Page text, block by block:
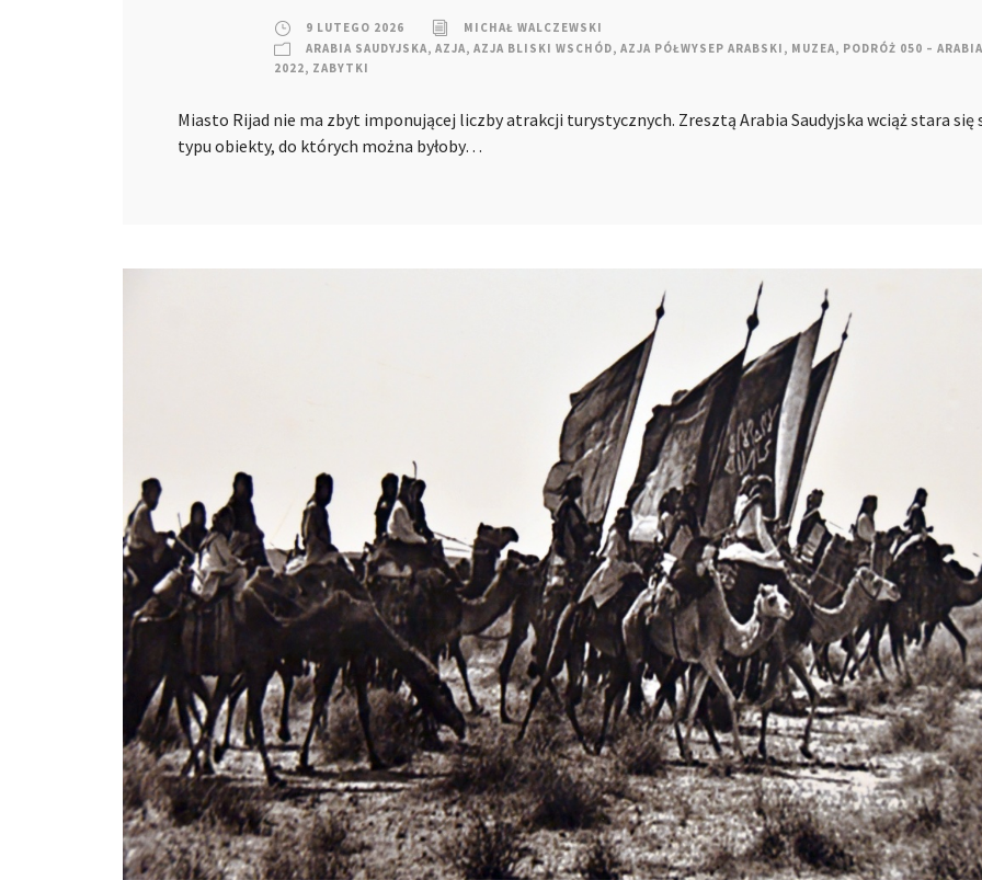
9 LUTEGO 2026
MICHAŁ WALCZEWSKI
ARABIA SAUDYJSKA, AZJA, AZJA BLISKI WSCHÓD, AZJA PÓŁWYSEP ARABSKI , MUZEA, PODRÓŻ 050 –
2022, ZABYTKI
Miasto Rijad nie ma zbyt imponującej liczby atrakcji turystycznych. Zresztą Arabia Saudyjska wciąż stara
typu obiekty, do których można byłoby…